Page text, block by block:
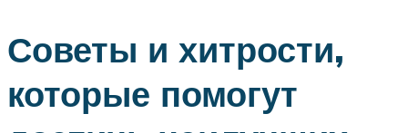
Советы и хитрости,
которые помогут